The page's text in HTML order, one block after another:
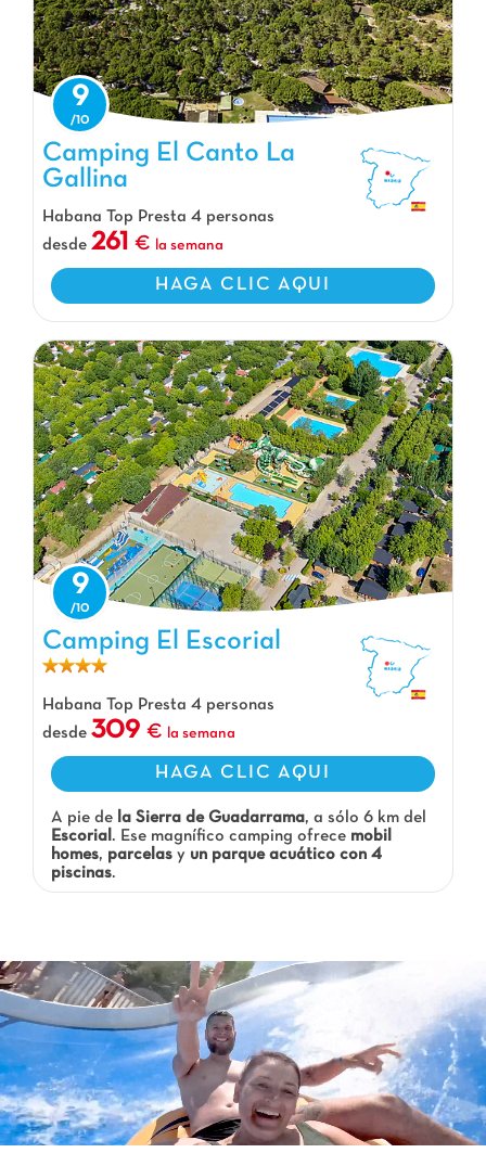
Camping El Canto La Gallina, Camping Comunidad de Madrid
9
Camping El Canto La
Gallina
Habana Top Presta 4 personas
desde 261 la semana
HAGA CLIC AQUI
Camping El Escorial, Camping Comunidad de Madrid
9
Camping El Escorial
Habana Top Presta 4 personas
desde 309 la semana
HAGA CLIC AQUI
A pie de la Sierra de Guadarrama, a sólo 6 km del
Escorial . Ese magnífico camping ofrece mobil
homes, parcelas y un parque acuático con 4
piscinas.